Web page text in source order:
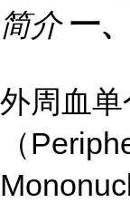
简介 一
外周血
（